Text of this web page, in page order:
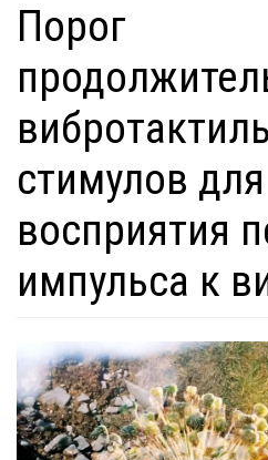
Порог
стимулов для
восприятия
импульса к